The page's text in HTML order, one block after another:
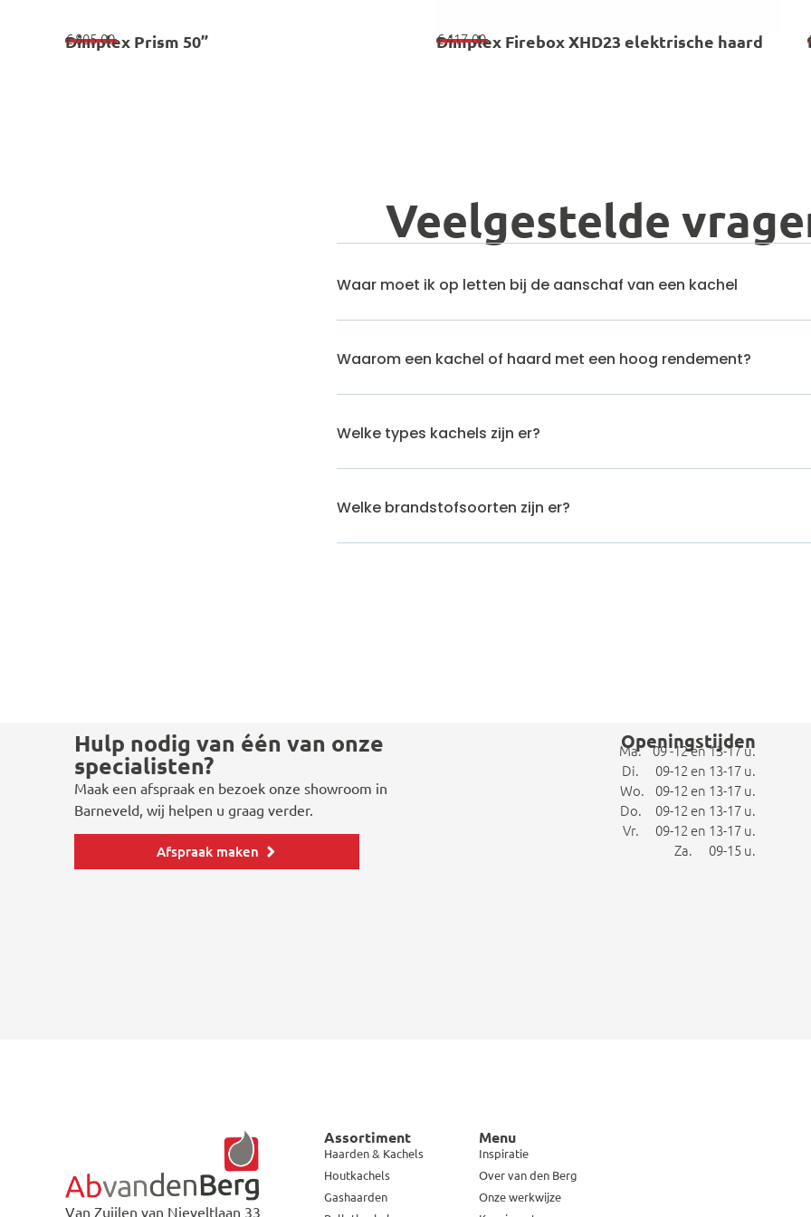
Dimplex Prism 50”
€805,00 Dimplex Firebox XHD23 elektrische haard
€417,00
Veelgestelde
Waar moet ik op letten bij de aanschaf van een kachel
Waarom een kachel of haard met een hoog rendement?
Welke types kachels zijn er?
Welke brandstofsoorten zijn er?
Hulp nodig van één van onze
specialisten?
Maak een afspraak en bezoek onze showroom in
Barneveld, wij helpen u graag verder.
Afspraak maken
Openingstijden
Ma. 09 -12 en 13-17 u.
Di. 09-12 en 13-17 u.
Wo. 09-12 en 13-17 u.
Do. 09-12 en 13-17 u.
Vr. 09-12 en 13-17 u.
Za. 09-15 u.
Van Zuijlen van Nieveltlaan 33
Assortiment
Haarden & Kachels
Houtkachels
Gashaarden
Menu
Inspiratie
Over van den Berg
Onze werkwijze